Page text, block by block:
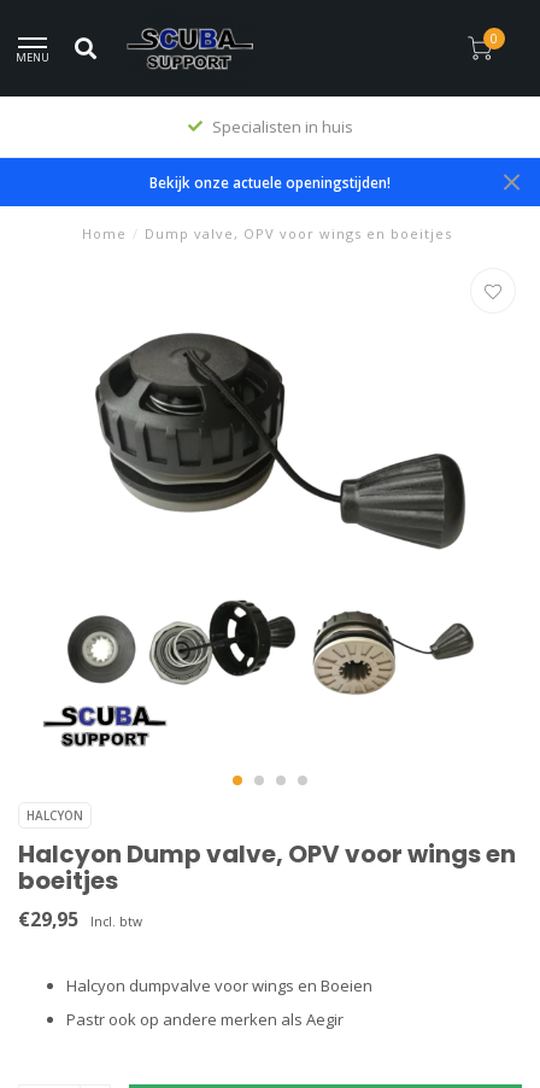
MENU
0
Premium producten
Bekijk onze actuele openingstijden!
Home / Dump valve, OPV voor wings en boeitjes
HALCYON
Halcyon Dump valve, OPV voor wings en
boeitjes
€29,95 Incl. btw
Halcyon dumpvalve voor wings en Boeien
Pastr ook op andere merken als Aegir